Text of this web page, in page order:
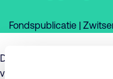
Fondspublicatie |
De wijziging betreft een
van Zwitserleven Wereld